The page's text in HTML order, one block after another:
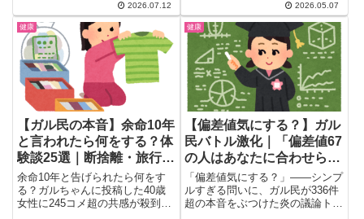
診の実際、ジエノゲストやホルモ
ン補充療法の副作用まで、検索し
ても出てこない本音を一気にチェ
ックできます。
2026.07.12 2026.05.07
健康
【ガル民の本音】余命10年
と言われたら何をする？体
験談25選｜断捨離・旅行・
終活のリアル
余命10年と告げられたら何をす
る？ガルちゃんに投稿した40歳
女性に245コメ超の共感が殺到。
健康
【偏差値気にする？】ガル
民バトル激化｜「偏差値67
の人はあなたに合わせられ
るけど逆は無理」のキラー
パスが突き刺さる
「偏差値気にする？」——シンプ
ルすぎる問いに、ガル民が336件
超の本音をぶつけた炎の議論トピ